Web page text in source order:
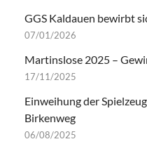
GGS Kaldauen bewirbt
07/01/2026
Martinslose 2025 –
17/11/2025
Einweihung der
Birkenweg
06/08/2025